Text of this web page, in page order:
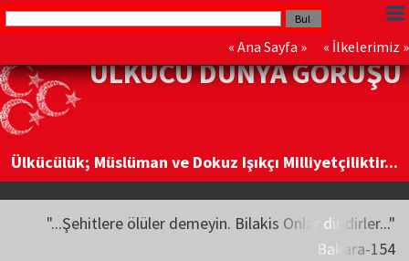
« Ana Sayfa » « İlkelerimiz »
ÜLKÜCÜ DÜNYA GÖRÜŞÜ
Ülkücülük; Müslüman ve Dokuz Işıkçı Milliyetçiliktir...
"...Şehitlere ölüler demeyin. Bilakis Onlar diridirler..."
Bakara-154